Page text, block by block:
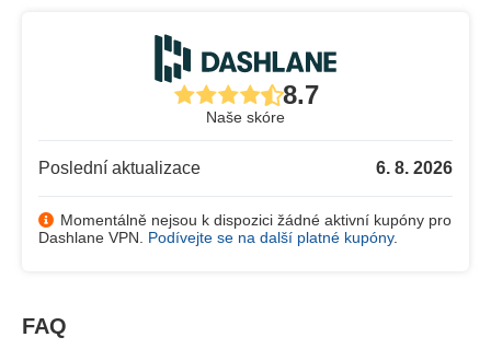
8.7
Naše skóre
Poslední aktualizace 6. 8. 2026
Momentálně nejsou k dispozici žádné aktivní kupóny pro
Dashlane VPN. Podívejte se na další platné kupóny.
FAQ